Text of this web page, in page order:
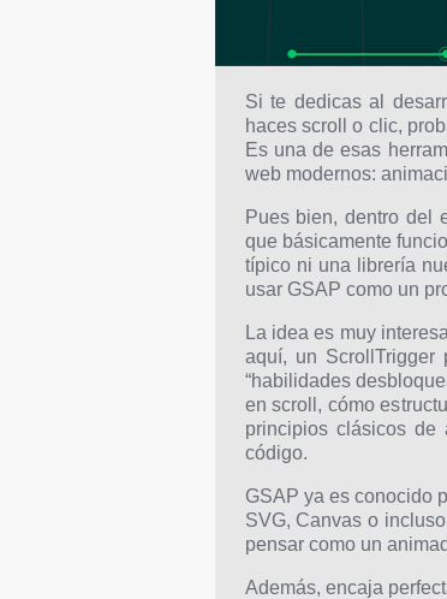
Si te dedicas al
haces scroll o clic,
Es una de esas
web modernos:
Pues bien, dentro del
que básicamente
típico ni una librería
usar GSAP como un
La idea es muy
aquí, un ScrollTrigger
“habilidades
en scroll, cómo
principios clásicos de
código.
GSAP ya es conocido
SVG, Canvas o
pensar como un
Además, encaja